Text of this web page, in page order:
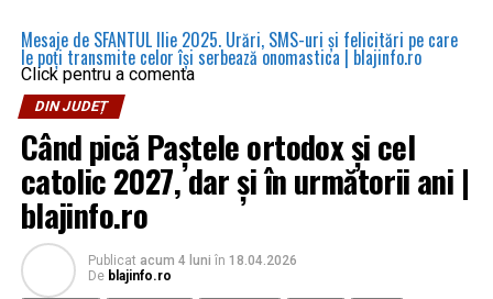
Mesaje de SFANTUL Ilie 2025. Urări, SMS-uri şi felicitări pe care
le poţi transmite celor îşi serbează onomastica | blajinfo.ro
Click pentru a comenta
DIN JUDEȚ
Când pică Paștele ortodox și cel
catolic 2027, dar și în următorii ani |
blajinfo.ro
Publicat acum 4 luni în 18.04.2026
De blajinfo.ro